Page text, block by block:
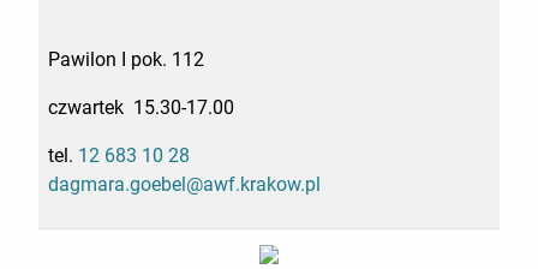
Pawilon I pok. 112
czwartek 15.30-17.00
tel. 12 683 10 28
dagmara.goebel@awf.krakow.pl